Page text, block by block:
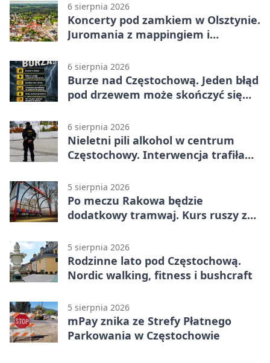
6 sierpnia 2026
Koncerty pod zamkiem w Olsztynie.
Juromania z mappingiem i
6 sierpnia 2026
Burze nad Częstochową. Jeden błąd
pod drzewem może skończyć się
6 sierpnia 2026
Nieletni pili alkohol w centrum
Częstochowy. Interwencja trafiła
5 sierpnia 2026
Po meczu Rakowa będzie
dodatkowy tramwaj. Kurs ruszy ze
5 sierpnia 2026
Rodzinne lato pod Częstochową.
Nordic walking, fitness i bushcraft
5 sierpnia 2026
mPay znika ze Strefy Płatnego
Parkowania w Częstochowie